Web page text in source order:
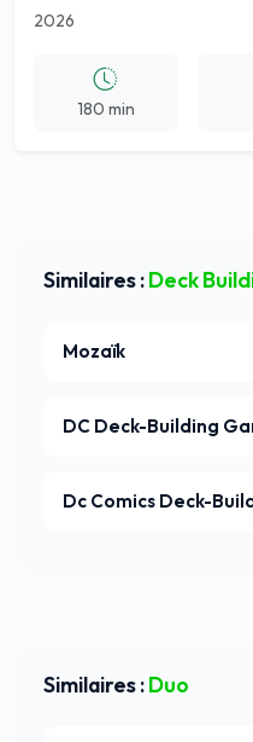
2026
180 min
Similaires :Deck
Mozaïk
DC Deck-Building
Dc Comics Deck-
Similaires :Duo